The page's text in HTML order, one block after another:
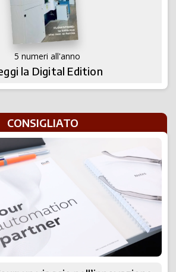
5 numeri all'anno
la Digital Edition
CONSIGLIATO